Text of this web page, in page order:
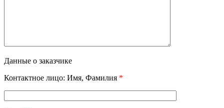
Данные о заказчике
Контактное лицо: Имя, Фамилия *